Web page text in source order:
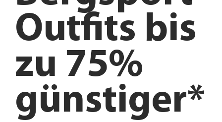
Outfits bis
zu 75%
günstiger*